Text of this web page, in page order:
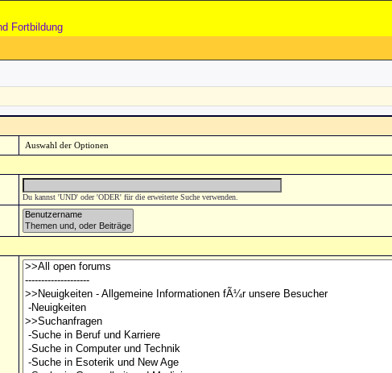
Fortbildung
Du kannst 'UND' oder 'ODER' für die erweiterte Suche verwenden.